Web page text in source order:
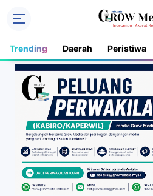
Trending Daerah Peristiwa